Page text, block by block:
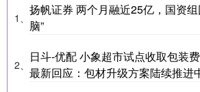
1、
扬帆证券 两个月融近25亿，国资
脑”
2、
日斗-优配 小象超市试点收取包装
最新回应：包材升级方案陆续推进